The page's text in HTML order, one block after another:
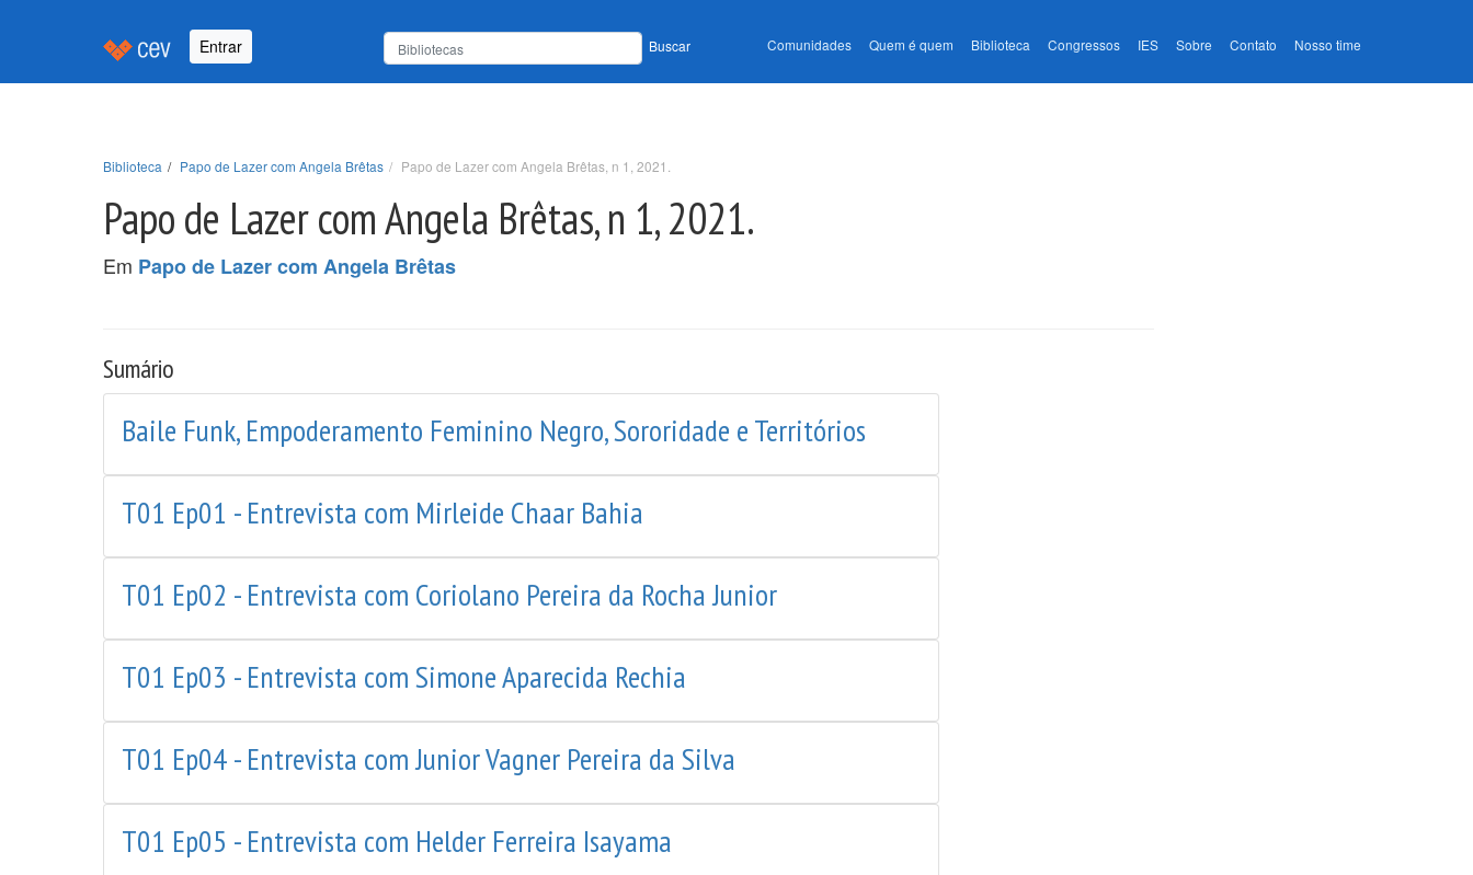
Entrar Buscar Comunidades Quem é quem Biblioteca Congressos IES Sobre Contato Nosso time
Biblioteca Papo de Lazer com Angela Brêtas Papo de Lazer com Angela Brêtas, n 1, 2021.
Papo de Lazer com Angela Brêtas, n 1, 2021.
Em Papo de Lazer com Angela Brêtas
Sumário
Baile Funk, Empoderamento Feminino Negro, Sororidade e Territórios
T01 Ep01 - Entrevista com Mirleide Chaar Bahia
T01 Ep02 - Entrevista com Coriolano Pereira da Rocha Junior
T01 Ep03 - Entrevista com Simone Aparecida Rechia
T01 Ep04 - Entrevista com Junior Vagner Pereira da Silva
T01 Ep05 - Entrevista com Helder Ferreira Isayama